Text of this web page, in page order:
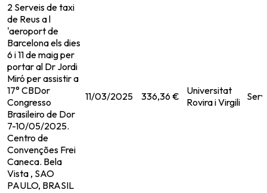
2 Serveis de taxi
de Reus a l
'aeroport de
Barcelona els dies
6 i 11 de maig per
portar al Dr Jordi
Miró per assistir a
17° CBDor
Congresso
Brasileiro de Dor
7-10/05/2025.
Centro de
Convenções Frei
Caneca. Bela
Vista , SAO
PAULO, BRASIL
11/03/2025 336,36 €
Universitat
Rovira i Virgili